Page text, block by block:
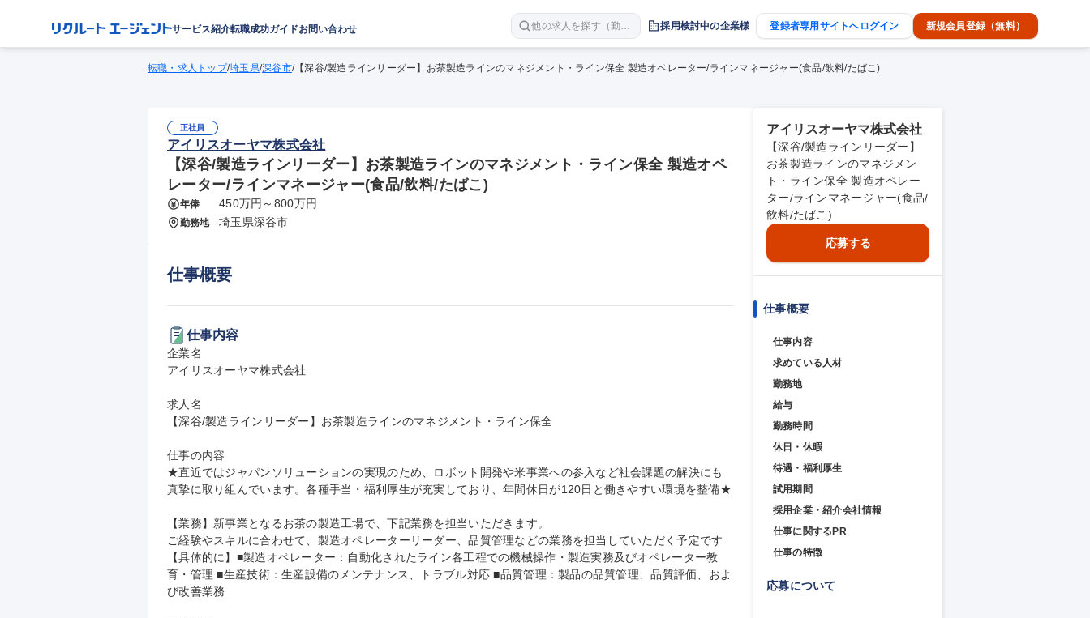
サービス紹介転職成功ガイドお問い合わせ
他の求人を探す（勤務
地 職種 年収など）
採用検討中の企業様 登録者専用サイトへログイン 新規会員登録（無料）
転職・求人トップ/埼玉県/深谷市/【深谷/製造ラインリーダー】お茶製造ラインのマネジメント・ライン保全 製造オペレーター/ラインマネージャー(食品/飲料/たばこ)
正社員
アイリスオーヤマ株式会社
【深谷/製造ラインリーダー】お茶製造ラインのマネジメント・ライン保全 製造オペ
レーター/ラインマネージャー(食品/飲料/たばこ)
年俸 450万円～800万円
勤務地 埼玉県深谷市
仕事概要
仕事内容
企業名
アイリスオーヤマ株式会社
求人名
【深谷/製造ラインリーダー】お茶製造ラインのマネジメント・ライン保全
仕事の内容
★直近ではジャパンソリューションの実現のため、ロボット開発や米事業への参入など社会課題の解決にも
真摯に取り組んでいます。各種手当・福利厚生が充実しており、年間休日が120日と働きやすい環境を整備★
【業務】新事業となるお茶の製造工場で、下記業務を担当いただきます。
ご経験やスキルに合わせて、製造オペレーターリーダー、品質管理などの業務を担当していただく予定です
【具体的に】■製造オペレーター：自動化されたライン各工程での機械操作・製造実務及びオペレーター教
育・管理 ■生産技術：生産設備のメンテナンス、トラブル対応 ■品質管理：製品の品質管理、品質評価、およ
び改善業務
アイリスオーヤマ株式会社
【深谷/製造ラインリーダー】
お茶製造ラインのマネジメン
ト・ライン保全 製造オペレー
ター/ラインマネージャー(食品/
飲料/たばこ)
応募する
仕事概要
仕事内容
求めている人材
勤務地
給与
勤務時間
休日・休暇
待遇・福利厚生
試用期間
採用企業・紹介会社情報
仕事に関するPR
仕事の特徴
応募について